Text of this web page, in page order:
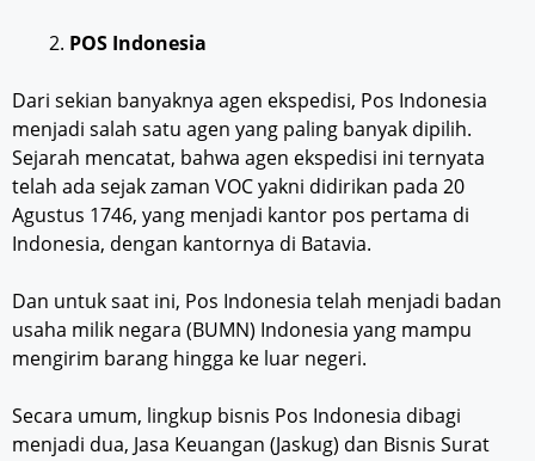
POS Indonesia
Dari sekian banyaknya agen ekspedisi, Pos Indonesia
menjadi salah satu agen yang paling banyak dipilih.
Sejarah mencatat, bahwa agen ekspedisi ini ternyata
telah ada sejak zaman VOC yakni didirikan pada 20
Agustus 1746, yang menjadi kantor pos pertama di
Indonesia, dengan kantornya di Batavia.
Dan untuk saat ini, Pos Indonesia telah menjadi badan
usaha milik negara (BUMN) Indonesia yang mampu
mengirim barang hingga ke luar negeri.
Secara umum, lingkup bisnis Pos Indonesia dibagi
menjadi dua, Jasa Keuangan (Jaskug) dan Bisnis Surat